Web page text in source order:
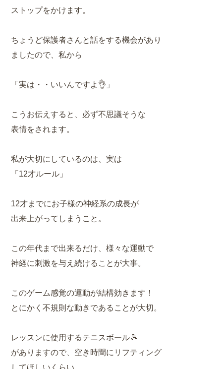
ストップをかけます。
ちょうど保護者さんと話をする機会があり
ましたので、私から
「実は・・いいんですよ👌」
こうお伝えすると、必ず不思議そうな
表情をされます。
私が大切にしているのは、実は
「12才ルール」
12才までにお子様の神経系の成長が
出来上がってしまうこと。
この年代まで出来るだけ、様々な運動で
神経に刺激を与え続けることが大事。
このゲーム感覚の運動が結構効きます！
とにかく不規則な動きであることが大切。
レッスンに使用するテニスボール🎾
がありますので、空き時間にリフティング
してほしいくらい。